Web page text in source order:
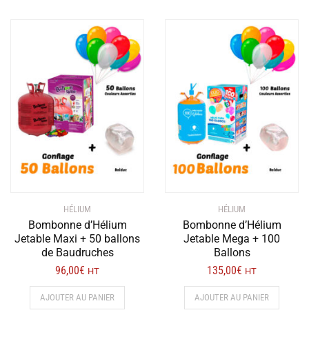
HÉLIUM
Bombonne d’Hélium
Jetable Maxi + 50 ballons
de Baudruches
96,00€ HT
AJOUTER AU PANIER
HÉLIUM
Bombonne d’Hélium
Jetable Mega + 100
Ballons
135,00€ HT
AJOUTER AU PANIER